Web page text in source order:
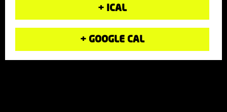
+ ICAL
+ GOOGLE CAL